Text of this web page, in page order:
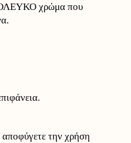
χρώμα που
την χρήση